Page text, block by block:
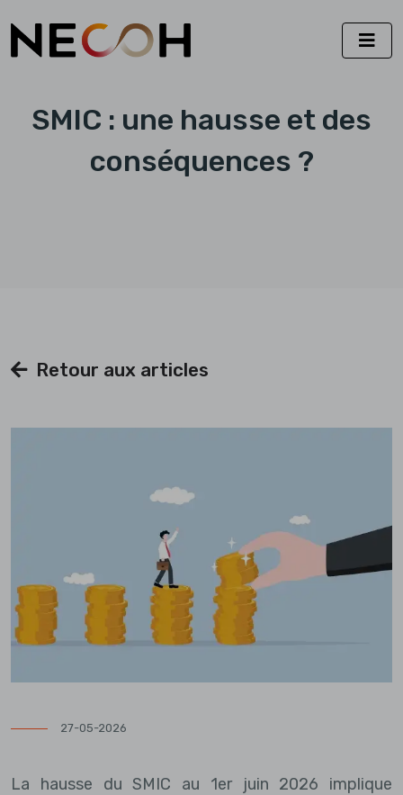
SMIC : une hausse et des
conséquences ?
Retour aux articles
27-05-2026
La hausse du SMIC au 1er juin 2026 implique